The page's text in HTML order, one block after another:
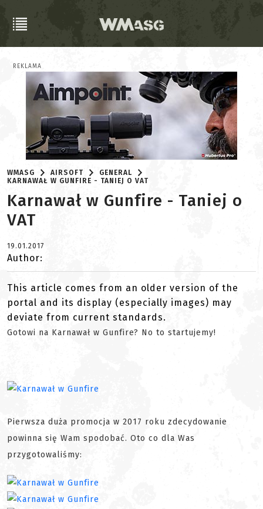
REKLAMA
WMASG AIRSOFT
GENERAL
KARNAWAŁ W GUNFIRE - TANIEJ O VAT
Karnawał w Gunfire - Taniej o
VAT
19.01.2017
Author:
This article comes from an older version of the
portal and its display (especially images) may
deviate from current standards.
Gotowi na Karnawał w Gunfire? No to startujemy!
Pierwsza duża promocja w 2017 roku zdecydowanie
powinna się Wam spodobać. Oto co dla Was
przygotowaliśmy: